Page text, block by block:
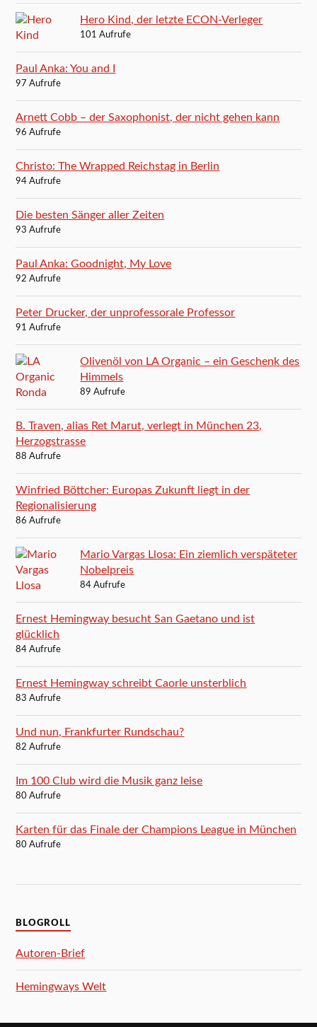
Hero Kind, der letzte ECON-Verleger
101 Aufrufe
Paul Anka: You and I
97 Aufrufe
Arnett Cobb – der Saxophonist, der nicht gehen kann
96 Aufrufe
Christo: The Wrapped Reichstag in Berlin
94 Aufrufe
Die besten Sänger aller Zeiten
93 Aufrufe
Paul Anka: Goodnight, My Love
92 Aufrufe
Peter Drucker, der unprofessorale Professor
91 Aufrufe
Olivenöl von LA Organic – ein Geschenk des
Himmels
89 Aufrufe
B. Traven, alias Ret Marut, verlegt in München 23,
Herzogstrasse
88 Aufrufe
Winfried Böttcher: Europas Zukunft liegt in der
Regionalisierung
86 Aufrufe
Mario Vargas Llosa: Ein ziemlich verspäteter
Nobelpreis
84 Aufrufe
Ernest Hemingway besucht San Gaetano und ist
glücklich
84 Aufrufe
Ernest Hemingway schreibt Caorle unsterblich
83 Aufrufe
Und nun, Frankfurter Rundschau?
82 Aufrufe
Im 100 Club wird die Musik ganz leise
80 Aufrufe
Karten für das Finale der Champions League in München
80 Aufrufe
BLOGROLL
Autoren-Brief
Hemingways Welt